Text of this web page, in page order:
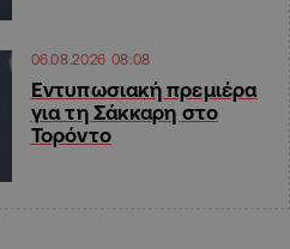
06.08.2026 08:08
Εντυπωσιακή πρεμιέρα
για τη Σάκκαρη στο
Τορόντο